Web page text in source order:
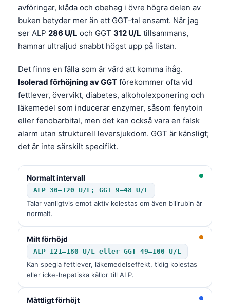
avföringar, klåda och obehag i övre högra delen av
buken betyder mer än ett GGT-tal ensamt. När jag
ser ALP 286 U/L och GGT 312 U/L tillsammans,
hamnar ultraljud snabbt högst upp på listan.
Det finns en fälla som är värd att komma ihåg.
Isolerad förhöjning av GGT förekommer ofta vid
fettlever, övervikt, diabetes, alkoholexponering och
läkemedel som inducerar enzymer, såsom fenytoin
eller fenobarbital, men det kan också vara en falsk
alarm utan strukturell leversjukdom. GGT är känsligt;
det är inte särskilt specifikt.
Normalt intervall
ALP 30–120 U/L; GGT 9–48 U/L
Talar vanligtvis emot aktiv kolestas om även bilirubin är
normalt.
Milt förhöjd
ALP 121–180 U/L eller GGT 49–100 U/L
Kan spegla fettlever, läkemedelseffekt, tidig kolestas
eller icke-hepatiska källor till ALP.
Måttligt förhöjt